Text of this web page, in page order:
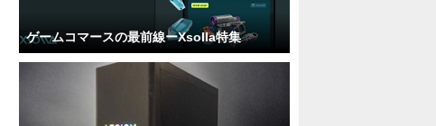
ゲームコマースの最前線ーXsolla特集